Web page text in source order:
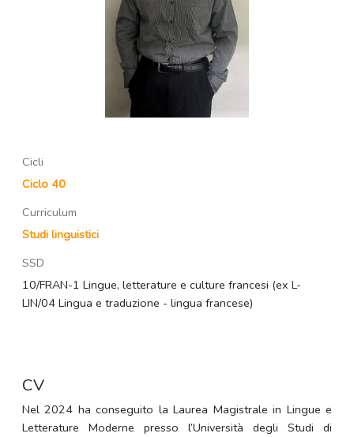
Cicli
Ciclo 40
Curriculum
Studi linguistici
SSD
10/FRAN-1 Lingue, letterature e culture francesi (ex L-
LIN/04 Lingua e traduzione - lingua francese)
CV
Nel 2024 ha conseguito la Laurea Magistrale in Lingue e
Letterature Moderne presso l’Università degli Studi di